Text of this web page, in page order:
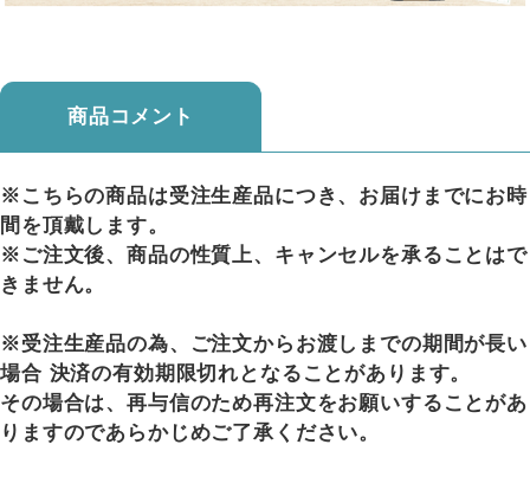
商品コメント
※こちらの商品は受注生産品につき、お届けまでにお時
間を頂戴します。
※ご注文後、商品の性質上、キャンセルを承ることはで
きません。
※受注生産品の為、ご注文からお渡しまでの期間が長い
場合 決済の有効期限切れとなることがあります。
その場合は、再与信のため再注文をお願いすることがあ
りますのであらかじめご了承ください。